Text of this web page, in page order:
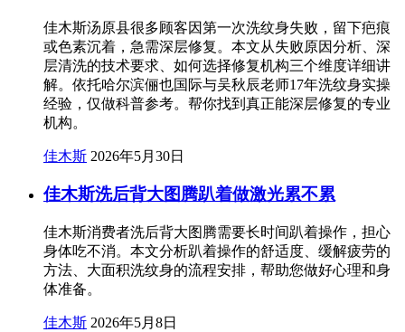
佳木斯汤原县很多顾客因第一次洗纹身失败，留下疤痕
或色素沉着，急需深层修复。本文从失败原因分析、深
层清洗的技术要求、如何选择修复机构三个维度详细讲
解。依托哈尔滨俪也国际与吴秋辰老师17年洗纹身实操
经验，仅做科普参考。帮你找到真正能深层修复的专业
机构。
佳木斯 2026年5月30日
佳木斯洗后背大图腾趴着做激光累不累
佳木斯消费者洗后背大图腾需要长时间趴着操作，担心
身体吃不消。本文分析趴着操作的舒适度、缓解疲劳的
方法、大面积洗纹身的流程安排，帮助您做好心理和身
体准备。
佳木斯 2026年5月8日